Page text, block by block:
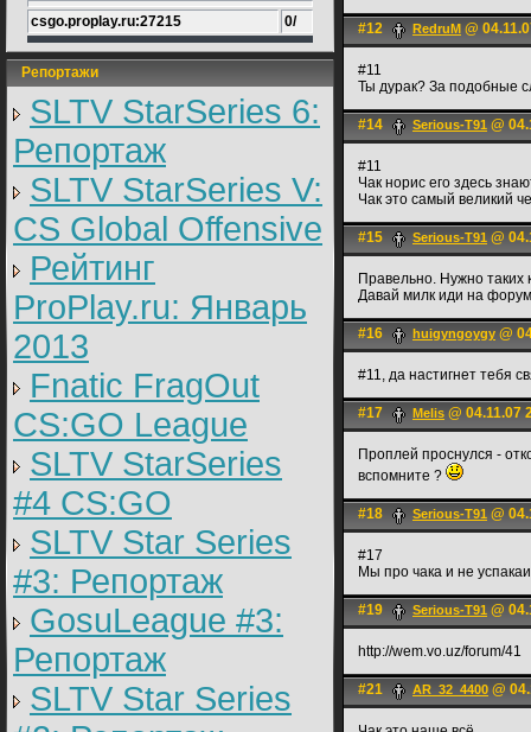
csgo.proplay.ru:27215 0/
Репортажи
SLTV StarSeries 6:
Репортаж
SLTV StarSeries V:
CS Global Offensive
Рейтинг
ProPlay.ru: Январь
2013
Fnatic FragOut
CS:GO League
SLTV StarSeries
#4 CS:GO
SLTV Star Series
#3: Репортаж
GosuLeague #3:
Репортаж
SLTV Star Series
#12 RedruM @
#11
Ты дурак? За подобные
#14 Serious-T91 @
#11
Чак норис его здесь
Чак это самый великий
#15 Serious-T91 @
Правельно. Нужно таких
Давай милк иди на форум
#16 huigyngoygy @
#11, да настигнет тебя
#17 Melis @ 04.11.07
Проплей проснулся -
вспомните ?
#18 Serious-T91 @
#17
Мы про чака и не
#19 Serious-T91 @
http://wem.vo.uz/forum/41
#21 AR_32_4400 @